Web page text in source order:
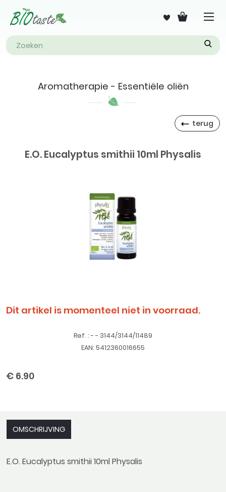
Aromatherapie - Essentiële oliën
terug
E.O. Eucalyptus smithii 10ml Physalis
Dit artikel is momenteel niet in voorraad.
Ref. : - - 3144/3144/11489
EAN: 5412360016655
€ 6.90
OMSCHRIJVING
E.O. Eucalyptus smithii 10ml Physalis